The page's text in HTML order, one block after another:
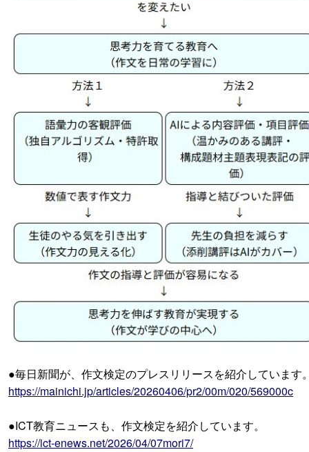
●毎日新聞が、作文検定のプレスリリースを紹介しています
https://mainichi.jp/articles/20260406/pr2/00m/020/569000c
●ICT教育ニュースも、作文検定を紹介しています。
https://ict-enews.net/2026/04/07mori7/